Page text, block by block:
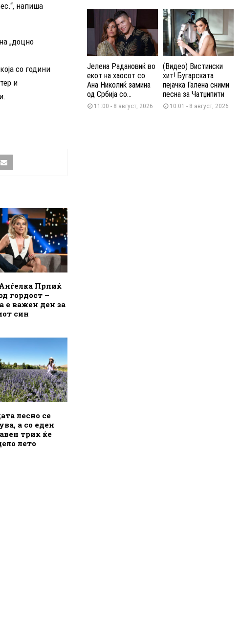
напиша
„доцно
со години
и
Прпиќ
гордост –
е важен ден за
син
лесно се
а со еден
трик ќе
лето
Јелена Радановиќ во
екот на хаосот со
Ана Николиќ замина
од Србија со...
11:00 - 8 август, 2026
(Видео) Вистински
хит! Бугарската
пејачка Галена сними
песна за Чатџипити
10:01 - 8 август, 2026